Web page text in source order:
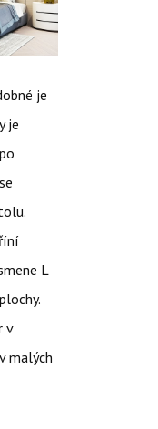
je
je
L
v
malých